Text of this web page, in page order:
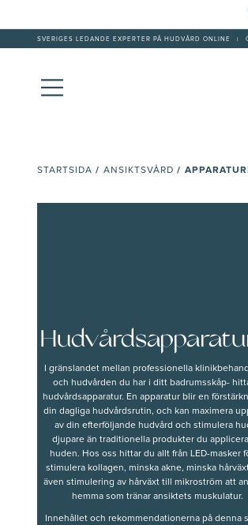
SVERIGES LEDANDE EXPERTER PÅ HUDVÅRD ONLINE
STARTSIDA / ANSIKTSVÅRD /
I gränslandet mellan professionella
och hudvården du har i ditt badrumsskåp-
hudvårdsapparatur. En apparatur blir en
din dagliga hudvårdsrutin, och kan maximera
av din efterföljande hudvård och stimulera
djupare än traditionella produkter du
huden. Hos oss hittar du allt från LED-masker
stimulera kollagen, minska akne, minska
även stimulering av hårväxt till mikroström att
hemma som tränar ansiktets muskulatur.
Innehållet och rekommendationerna på denna